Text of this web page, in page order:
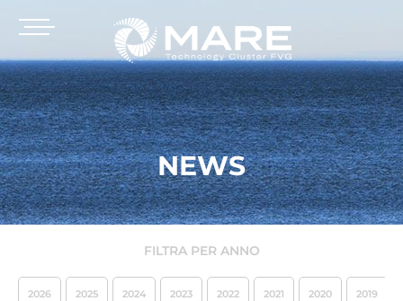
NEWS
FILTRA PER ANNO
2026 2025 2024 2023 2022 2021 2020 2019